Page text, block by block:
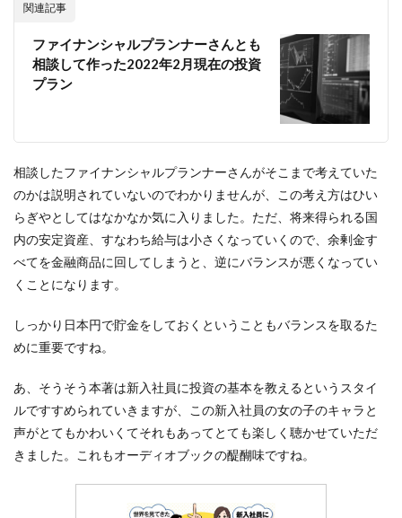
関連記事
ファイナンシャルプランナーさんとも
相談して作った2022年2月現在の投資
プラン
相談したファイナンシャルプランナーさんがそこまで考えていた
のかは説明されていないのでわかりませんが、この考え方はひい
らぎやとしてはなかなか気に入りました。ただ、将来得られる国
内の安定資産、すなわち給与は小さくなっていくので、余剰金す
べてを金融商品に回してしまうと、逆にバランスが悪くなってい
くことになります。
しっかり日本円で貯金をしておくということもバランスを取るた
めに重要ですね。
あ、そうそう本著は新入社員に投資の基本を教えるというスタイ
ルですすめられていきますが、この新入社員の女の子のキャラと
声がとてもかわいくてそれもあってとても楽しく聴かせていただ
きました。これもオーディオブックの醍醐味ですね。